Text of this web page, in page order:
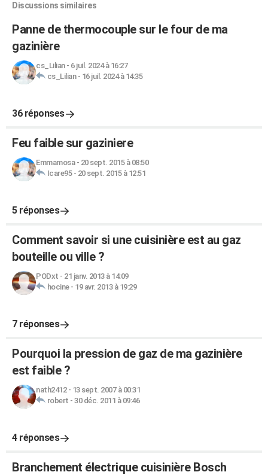
Discussions similaires
Panne de thermocouple sur le four de ma
gazinière
cs_Lilian- 6 juil. 2024 à 16:27
cs_Lilian- 16 juil. 2024 à 14:35
36 réponses
Feu faible sur gaziniere
Emmamosa- 20 sept. 2015 à 08:50
Icare95- 20 sept. 2015 à 12:51
5 réponses
Comment savoir si une cuisinière est au gaz
bouteille ou ville ?
PODxt - 21 janv. 2013 à 14:09
hocine- 19 avr. 2013 à 19:29
7 réponses
Pourquoi la pression de gaz de ma gazinière
est faible ?
nath2412- 13 sept. 2007 à 00:31
robert - 30 déc. 2011 à 09:46
4 réponses
Branchement électrique cuisinière Bosch